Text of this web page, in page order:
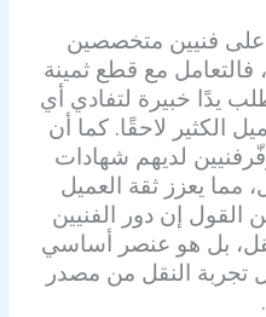
على فنيين متخصصين
فالتعامل مع قطع ثمينة
يدًا خبيرة لتفادي أي
الكثير لاحقًا. كما أن
فنيين لديهم شهادات
مما يعزز ثقة العميل
القول إن دور الفنيين
بل هو عنصر أساسي
تجربة النقل من مصدر